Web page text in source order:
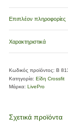
Επιπλέον πληροφορίες
Χαρακτηριστικά
Κωδικός προϊόντος: Β
Κατηγορία: Είδη Crossfit
Μάρκα: LivePro
Σχετικά προϊόντα